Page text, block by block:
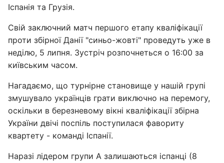
Іспанія та Грузія.
Свій заключний матч першого етапу кваліфікації
проти збірної Данії "синьо-жовті" проведуть уже в
неділю, 5 липня. Зустріч розпочнеться о 16:00 за
київським часом.
Нагадаємо, що турнірне становище у нашій групі
змушувало українців грати виключно на перемогу,
оскільки в березневому вікні кваліфікації збірна
України двічі поспіль поступилася фавориту
квартету - команді Іспанії.
Наразі лідером групи А залишаються іспанці (8